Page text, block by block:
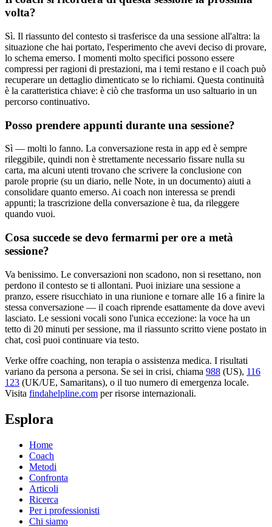
volta?
Sì. Il riassunto del contesto si trasferisce da una sessione all'altra: la
situazione che hai portato, l'esperimento che avevi deciso di provare,
lo schema emerso. I momenti molto specifici possono essere
compressi per ragioni di prestazioni, ma i temi restano e il coach può
recuperare un dettaglio dimenticato se lo richiami. Questa continuità
è la caratteristica chiave: è ciò che trasforma un uso saltuario in un
percorso continuativo.
Posso prendere appunti durante una sessione?
Sì — molti lo fanno. La conversazione resta in app ed è sempre
rileggibile, quindi non è strettamente necessario fissare nulla su
carta, ma alcuni utenti trovano che scrivere la conclusione con
parole proprie (su un diario, nelle Note, in un documento) aiuti a
consolidare quanto emerso. Ai coach non interessa se prendi
appunti; la trascrizione della conversazione è tua, da rileggere
quando vuoi.
Cosa succede se devo fermarmi per ore a metà
sessione?
Va benissimo. Le conversazioni non scadono, non si resettano, non
perdono il contesto se ti allontani. Puoi iniziare una sessione a
pranzo, essere risucchiato in una riunione e tornare alle 16 a finire la
stessa conversazione — il coach riprende esattamente da dove avevi
lasciato. Le sessioni vocali sono l'unica eccezione: la voce ha un
tetto di 20 minuti per sessione, ma il riassunto scritto viene postato in
chat, così puoi continuare via testo.
Verke offre coaching, non terapia o assistenza medica. I risultati
variano da persona a persona. Se sei in crisi, chiama 988 (US), 116
123 (UK/UE, Samaritans), o il tuo numero di emergenza locale.
Visita findahelpline.com per risorse internazionali.
Esplora
Home
Coach
Metodi
Confronta
Articoli
Ricerca
Per i professionisti
Chi siamo